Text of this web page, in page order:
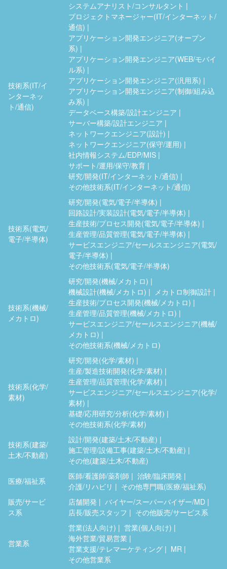
技術系(IT/イ
ンターネッ
ト/通信)
システムアナリスト/コンサルタント
プロジェクトマネージャー(IT/インターネット/
通信)
アプリケーション開発エンジニア(オープン
系)
アプリケーション開発エンジニア(WEB/モバイ
ル系)
アプリケーション開発エンジニア(汎用系)
アプリケーション開発エンジニア(制御/組み込
み系)
データベース構築/設計エンジニア
サーバー構築/設計エンジニア
ネットワークエンジニア(設計)
ネットワークエンジニア(保守/運用)
社内情報システム/EDP/MIS
サポート/運用/保守/教育
研究/開発(IT/インターネット/通信)
その他技術系(IT/インターネット/通信)
技術系(電気/
電子/半導体)
研究/開発(電気/電子/半導体)
回路設計/実装設計(電気/電子/半導体)
生産技術/プロセス開発(電気/電子/半導体)
生産管理/品質管理(電気/電子/半導体)
サービスエンジニア/セールスエンジニア(電気/
電子/半導体)
その他技術系(電気/電子/半導体)
技術系(機械/
メカトロ)
研究/開発(機械/メカトロ)
機械設計(機械/メカトロ)
メカトロ制御設計
生産技術/プロセス開発(機械/メカトロ)
生産管理/品質管理(機械/メカトロ)
サービスエンジニア/セールスエンジニア(機械/
メカトロ)
その他技術系(機械/メカトロ)
技術系(化学/
素材)
研究/開発(化学/素材)
生産/製造技術開発(化学/素材)
生産管理/品質管理(化学/素材)
サービスエンジニア/セールスエンジニア(化学/
素材)
基礎/応用研究/分析(化学/素材)
その他技術系(化学/素材)
技術系(建築/
土木/不動産)
設計/開発(建築/土木/不動産)
施工管理/設備工事(建築/土木/不動産)
その他(建築/土木/不動産)
医療/福祉系
医師/看護師/薬剤師
治験/臨床開発
介護/リハビリ
その他専門職(医療/福祉系)
販売/サービ
ス系
店舗開発
バイヤー/スーパーバイザー/MD
店長/販売スタッフ
その他販売/サービス系
営業系
営業(法人向け)
営業(個人向け)
海外営業/貿易営業
営業支援/テレマーケティング
MR
その他営業系